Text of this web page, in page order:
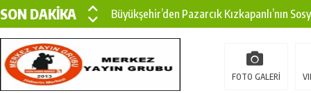
SON DAKİKA
Büyükşehir’den Pazarcık Kızkapanlı’nın
Büyükşehir’den Pazarcık Kırsalına Modern
Çin’den KSÜ’ye Uluslararası Başarı:
FOTO GALERİ